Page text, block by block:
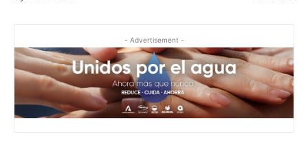
- Advertisement -